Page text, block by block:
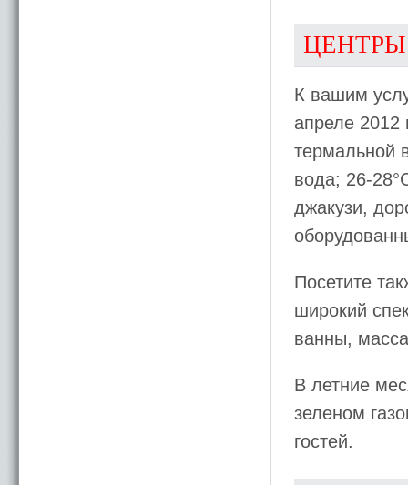
К вашим
апреле 2012
термальной
вода; 26-
джакузи,
Посетите
широкий
ванны,
В летние
зеленом
гостей.